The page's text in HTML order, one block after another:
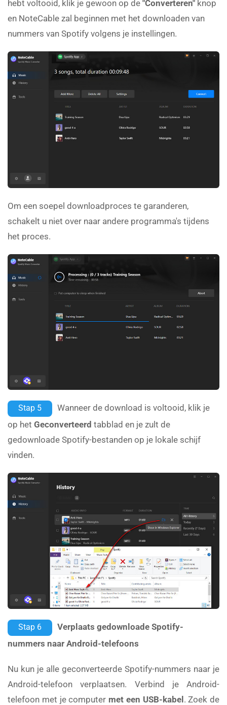
hebt voltooid, klik je gewoon op de "Converteren" knop
en NoteCable zal beginnen met het downloaden van
nummers van Spotify volgens je instellingen.
Om een soepel downloadproces te garanderen,
schakelt u niet over naar andere programma's tijdens
het proces.
Stap 5
Wanneer de download is voltooid, klik je
op het Geconverteerd tabblad en je zult de
gedownloade Spotify-bestanden op je lokale schijf
vinden.
Stap 6
Verplaats gedownloade Spotify-
nummers naar Android-telefoons
Nu kun je alle geconverteerde Spotify-nummers naar je
Android-telefoon verplaatsen. Verbind je Android-
telefoon met je computer met een USB-kabel. Zoek de